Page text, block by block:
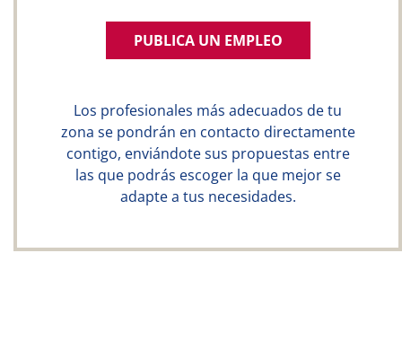
PUBLICA UN EMPLEO
Los profesionales más adecuados de tu
zona se pondrán en contacto directamente
contigo, enviándote sus propuestas entre
las que podrás escoger la que mejor se
adapte a tus necesidades.